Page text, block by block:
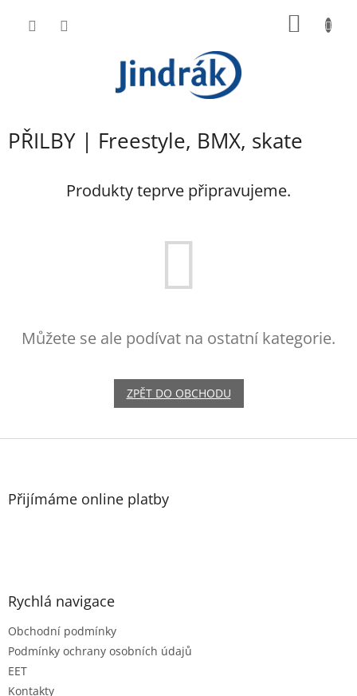
PŘILBY | Freestyle, BMX, skate
Produkty teprve připravujeme.
Můžete se ale podívat na ostatní kategorie.
ZPĚT DO OBCHODU
Z
Přijímáme online platby
Rychlá navigace
Obchodní podmínky
Podmínky ochrany osobních údajů
EET
Kontakty